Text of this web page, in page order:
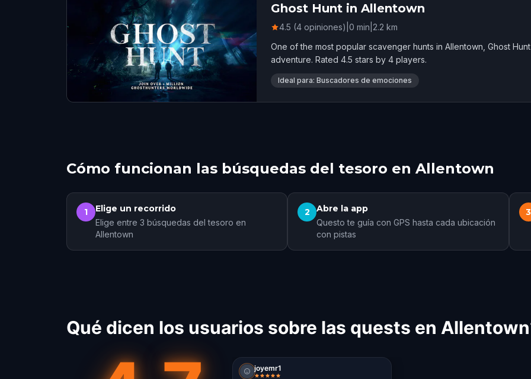
Ghost Hunt in Allentown
4.5 (4 opiniones) 0 min 2.2 km
One of the most popular scavenger hunts in Allentown, Ghost
adventure. Rated 4.5 stars by 4 players.
Ideal para: Buscadores de emociones
Cómo funcionan las búsquedas del tesoro en Allentown
1 Elige un recorrido
Elige entre 3 búsquedas del tesoro en
Allentown
2 Abre la app
Questo te guía con GPS hasta cada ubicación
con pistas
3
Qué dicen los usuarios sobre las quests en
joyemr1